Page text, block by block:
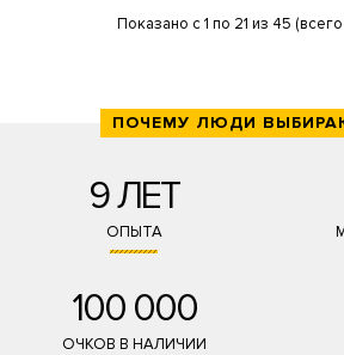
Показано с 1 по 21 из 45 (всего
ПОЧЕМУ ЛЮДИ
9 ЛЕТ
ОПЫТА
100 000
ОЧКОВ В НАЛИЧИИ